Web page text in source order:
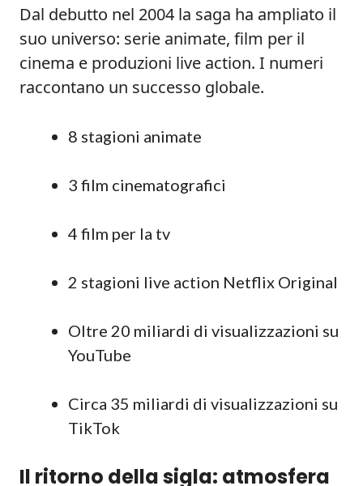
Dal debutto nel 2004 la saga ha ampliato il
suo universo: serie animate, film per il
cinema e produzioni live action. I numeri
raccontano un successo globale.
8 stagioni animate
3 film cinematografici
4 film per la tv
2 stagioni live action Netflix Original
Oltre 20 miliardi di visualizzazioni su
YouTube
Circa 35 miliardi di visualizzazioni su
TikTok
Il ritorno della sigla: atmosfera